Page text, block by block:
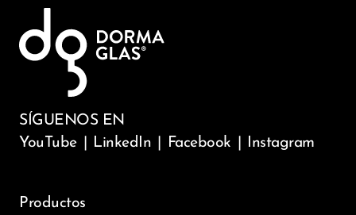
SÍGUENOS EN
YouTube
LinkedIn Facebook Instagram
Productos